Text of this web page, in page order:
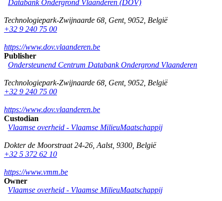
Databank Ondergrond Vlaanderen (DOV)
Technologiepark-Zwijnaarde 68 Gent, 9052 België
+32 9 240 75 00
https://www.dov.vlaanderen.be
Publisher
Ondersteunend Centrum Databank Ondergrond Vlaanderen
Technologiepark-Zwijnaarde 68 Gent, 9052 België
+32 9 240 75 00
https://www.dov.vlaanderen.be
Custodian
Vlaamse overheid - Vlaamse MilieuMaatschappij
Dokter de Moorstraat 24-26 Aalst, 9300 België
+32 5 372 62 10
https://www.vmm.be
Owner
Vlaamse overheid - Vlaamse MilieuMaatschappij